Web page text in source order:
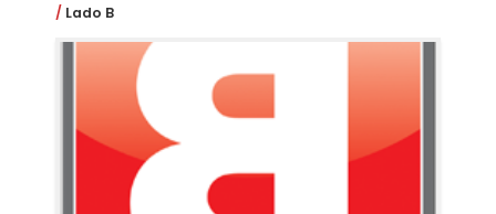
Lado B